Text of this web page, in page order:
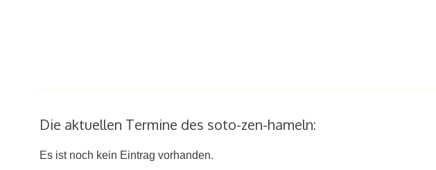
Die aktuellen Termine des soto-zen-hameln:
Es ist noch kein Eintrag vorhanden.